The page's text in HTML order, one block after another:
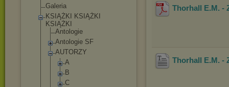
Galeria
KSIĄŻKI KSIĄŻKI
KSIĄŻKI
Antologie
Antologie SF
AUTORZY
A
B
C
Thorhall E.M. -
Thorhall E.M. -